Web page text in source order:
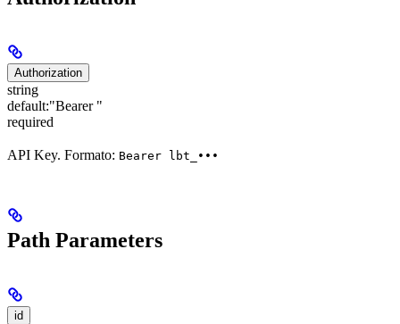
Authorization
string
default:"Bearer "
required
API Key. Formato: Bearer lbt_•••
Path Parameters
id